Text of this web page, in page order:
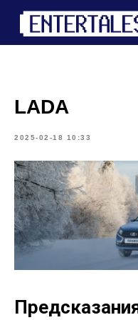
ДЛЯ
LADA
2025-02-18 10:33